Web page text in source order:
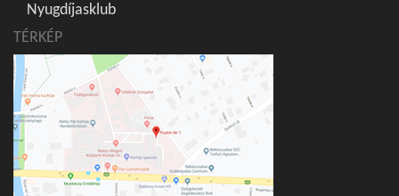
Nyugdíjasklub
TÉRKÉP